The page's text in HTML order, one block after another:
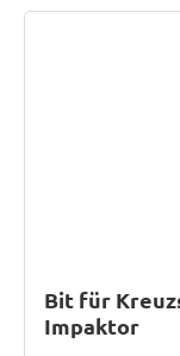
Bit für
Impaktor